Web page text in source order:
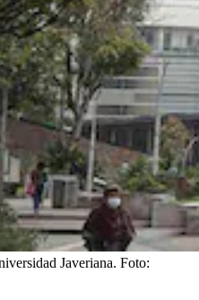
Javeriana. Foto: